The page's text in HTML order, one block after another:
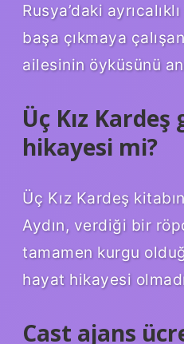
Rusya’daki
​​başa çıkmaya
ailesinin öyküsünü
Üç Kız
hikayesi mi?
Üç Kız Kardeş
Aydın, verdiği bir
tamamen kurgu
hayat hikayesi
Cast ajans